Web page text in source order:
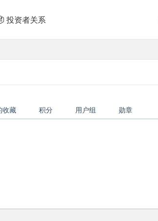
投资者关系
收藏 积分 用户组 勋章